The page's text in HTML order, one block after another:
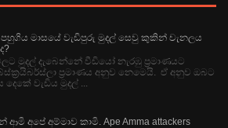
මාසයේ වැඩිපුරු මුදල් සෙවු කුකින් චැනලය
මුදල් දැබෙන්නේ වීඩියෝ නැරඹු ප්‍රමාණයට
ප්‍රමාණය අනුව නෙමෙයි. ඒ අනුව ඔබට
දෙකේ වැඩිය මුදල් ...
ආමි අපේ අම්මාව කාමි. Ape Amma attackers